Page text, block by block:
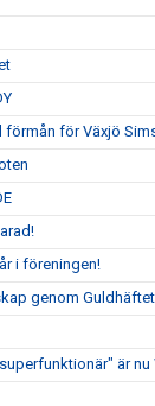
förmån för Växjö
i föreningen!
genom
är